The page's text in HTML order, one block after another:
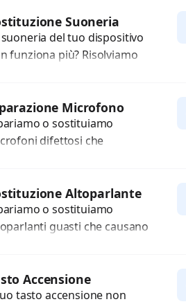
Suoneria
suoneria del tuo dispositivo
funziona più? Risolviamo
Microfono
o sostituiamo
difettosi che
Diagnosi accurata e
di...
Altoparlante
o sostituiamo
guasti che causano
per 3...
Accensione
tasto accensione non